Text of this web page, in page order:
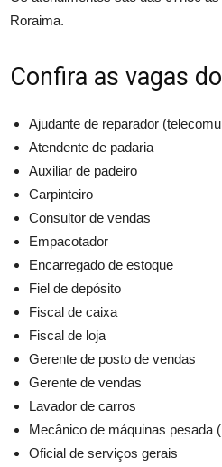
Roraima.
Confira as vagas
Ajudante de reparador
Atendente de padaria
Auxiliar de padeiro
Carpinteiro
Consultor de vendas
Empacotador
Encarregado de estoque
Fiel de depósito
Fiscal de caixa
Fiscal de loja
Gerente de posto de vendas
Gerente de vendas
Lavador de carros
Mecânico de máquinas pesada
Oficial de serviços gerais